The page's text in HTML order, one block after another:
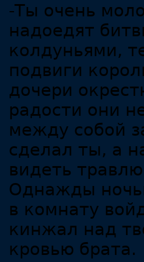
-Ты очень
надоедят
колдуньями,
подвиги
дочери
радости они
между собой
сделал ты, а
видеть
Однажды
в комнату
кинжал над
кровью брата.